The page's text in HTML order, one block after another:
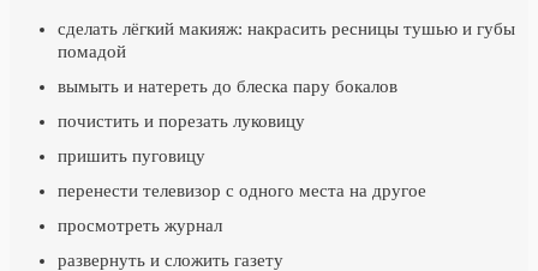
сделать лёгкий макияж: накрасить ресницы тушью и губы
помадой
вымыть и натереть до блеска пару бокалов
почистить и порезать луковицу
пришить пуговицу
перенести телевизор с одного места на другое
просмотреть журнал
развернуть и сложить газету